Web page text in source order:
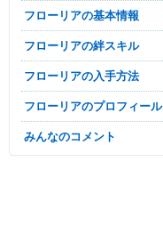
フローリアの基本情報
フローリアの絆スキル
フローリアの入手方法
フローリアのプロフィール
みんなのコメント